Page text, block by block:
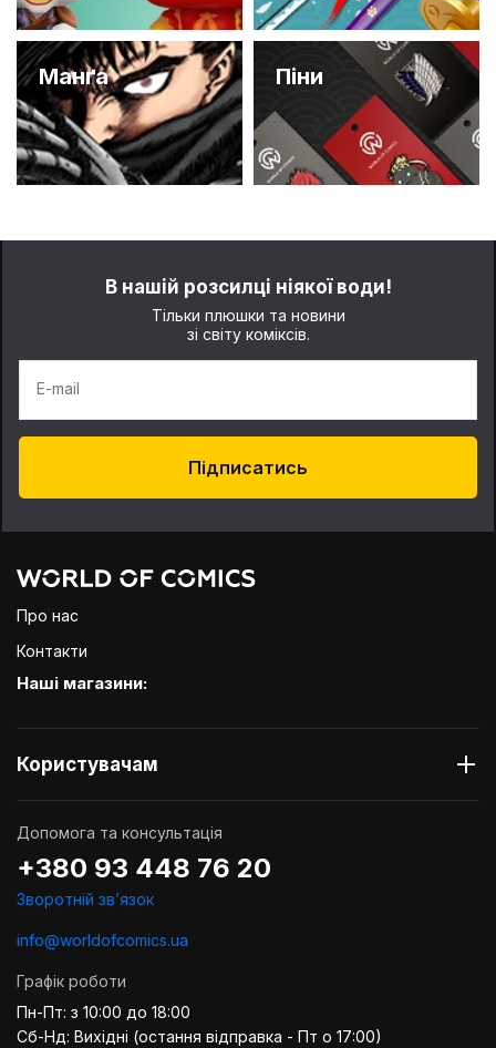
Манґа Піни
В нашій розсилці ніякої води!
Тільки плюшки та новини
зі світу коміксів.
E-mail
Підписатись
Про нас
Контакти
Наші магазини:
Користувачам
Допомога та консультація
+380 93 448 76 20
Зворотній звʼязок
info@worldofcomics.ua
Графік роботи
Пн-Пт: з 10:00 до 18:00
Сб-Нд: Вихідні (остання відправка - Пт о 17:00)